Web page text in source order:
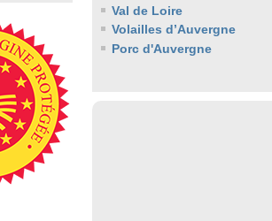
Val de Loire
Volailles d’Auvergne
Porc d'Auvergne